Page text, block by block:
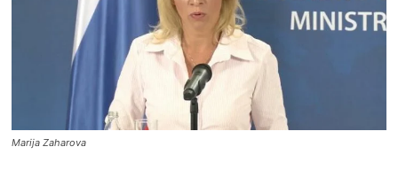
Marija Zaharova